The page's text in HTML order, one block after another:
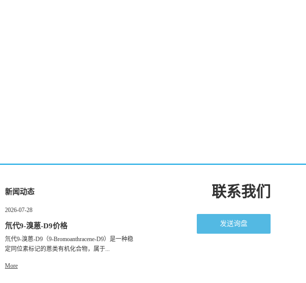
新闻动态
2026-07-28
氘代9-溴蒽-D9价格
氘代9-溴蒽-D9（9-Bromoanthracene-D9）是一种稳
定同位素标记的蒽类有机化合物，属于...
More
联系我们
发送询盘